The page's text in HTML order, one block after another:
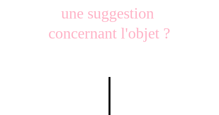
une suggestion
concernant l'objet ?